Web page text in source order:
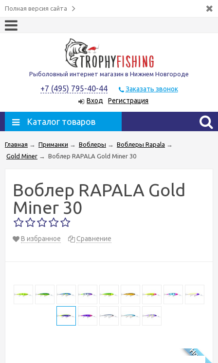
Полная версия сайта
Рыболовный интернет магазин в Нижнем Новгороде
+7 (495) 795-40-44
Заказать звонок
Вход
Регистрация
Каталог товаров
Главная → Приманки → Воблеры → Воблеры Rapala →
Gold Miner → Воблер RAPALA Gold Miner 30
Воблер RAPALA Gold
Miner 30
В избранное Сравнение